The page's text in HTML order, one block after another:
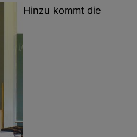
Hinzu kommt die